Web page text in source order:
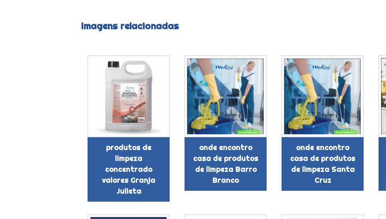
Imagens relacionadas
produtos de
limpeza
concentrado
valores Granja
Julieta
onde encontro
casa de produtos
de limpeza Barro
Branco
onde encontro
casa de produtos
de limpeza Santa
Cruz